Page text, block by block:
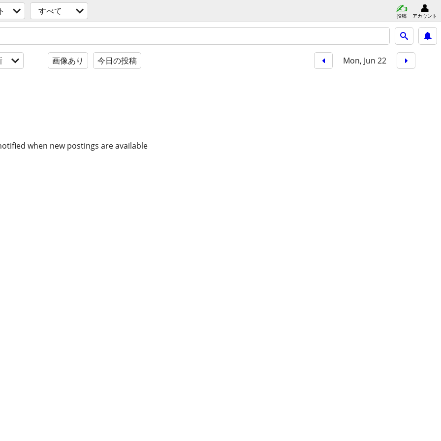
すべて 投稿 アカウント
画像あり 今日の投稿 Mon, Jun 22
when new postings are available